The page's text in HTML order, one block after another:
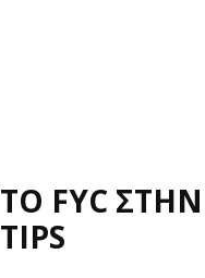
ΤΟ FYC ΣΤΗΝ
TIPS